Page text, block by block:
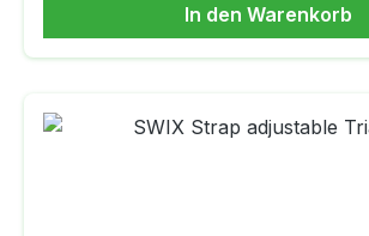
In den Warenkorb